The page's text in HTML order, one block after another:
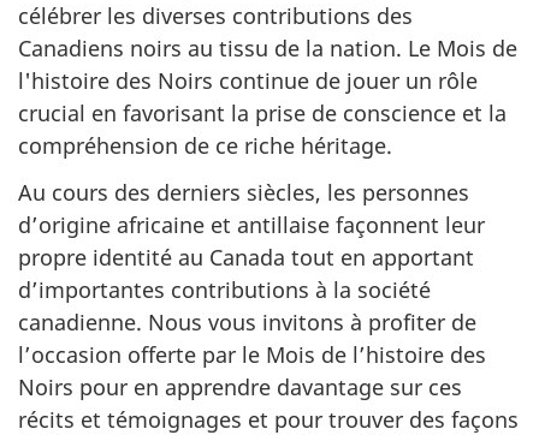
célébrer les diverses contributions des
Canadiens noirs au tissu de la nation. Le Mois de
l'histoire des Noirs continue de jouer un rôle
crucial en favorisant la prise de conscience et la
compréhension de ce riche héritage.
Au cours des derniers siècles, les personnes
d’origine africaine et antillaise façonnent leur
propre identité au Canada tout en apportant
d’importantes contributions à la société
canadienne. Nous vous invitons à profiter de
l’occasion offerte par le Mois de l’histoire des
Noirs pour en apprendre davantage sur ces
récits et témoignages et pour trouver des façons